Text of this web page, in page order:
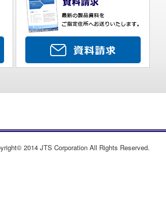
2014 JTS Corporation All Rights Reserved.